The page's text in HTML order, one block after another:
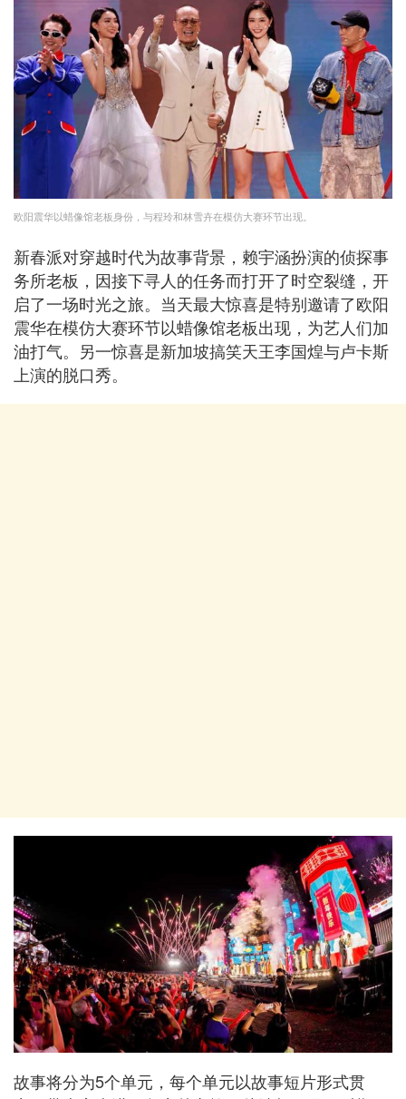
欧阳震华以蜡像馆老板身份，与程玲和林雪卉在模仿⼤赛环节出现。
新春派对穿越时代为故事背景，赖宇涵扮演的侦探事
务所老板，因接下寻人的任务而打开了时空裂缝，开
启了一场时光之旅。当天最大惊喜是特别邀请了欧阳
震华在模仿⼤赛环节以蜡像馆老板出现，为艺人们加
油打气。另一惊喜是新加坡搞笑天王李国煌与卢卡斯
上演的脱口秀。
故事将分为5个单元，每个单元以故事短片形式贯